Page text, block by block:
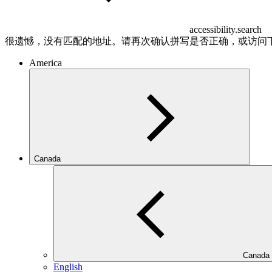
accessibility.search
很遗憾，没有匹配的地址。请再次确认拼写是否正确，或访问
America
Canada
Canada
English